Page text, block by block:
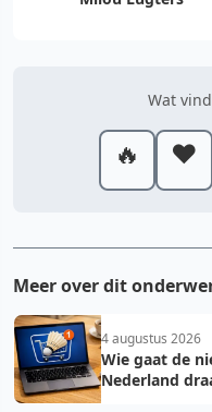
Wat
🔥 ❤️
Meer over dit
4 augustus 2026
Wie gaat de
Nederland